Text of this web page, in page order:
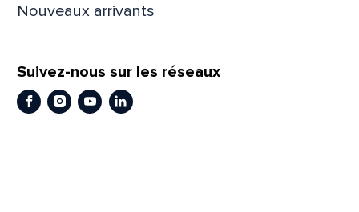
Nouveaux arrivants
Suivez-nous sur les réseaux
Facebook
Instagram
YoutubeLinkedIn